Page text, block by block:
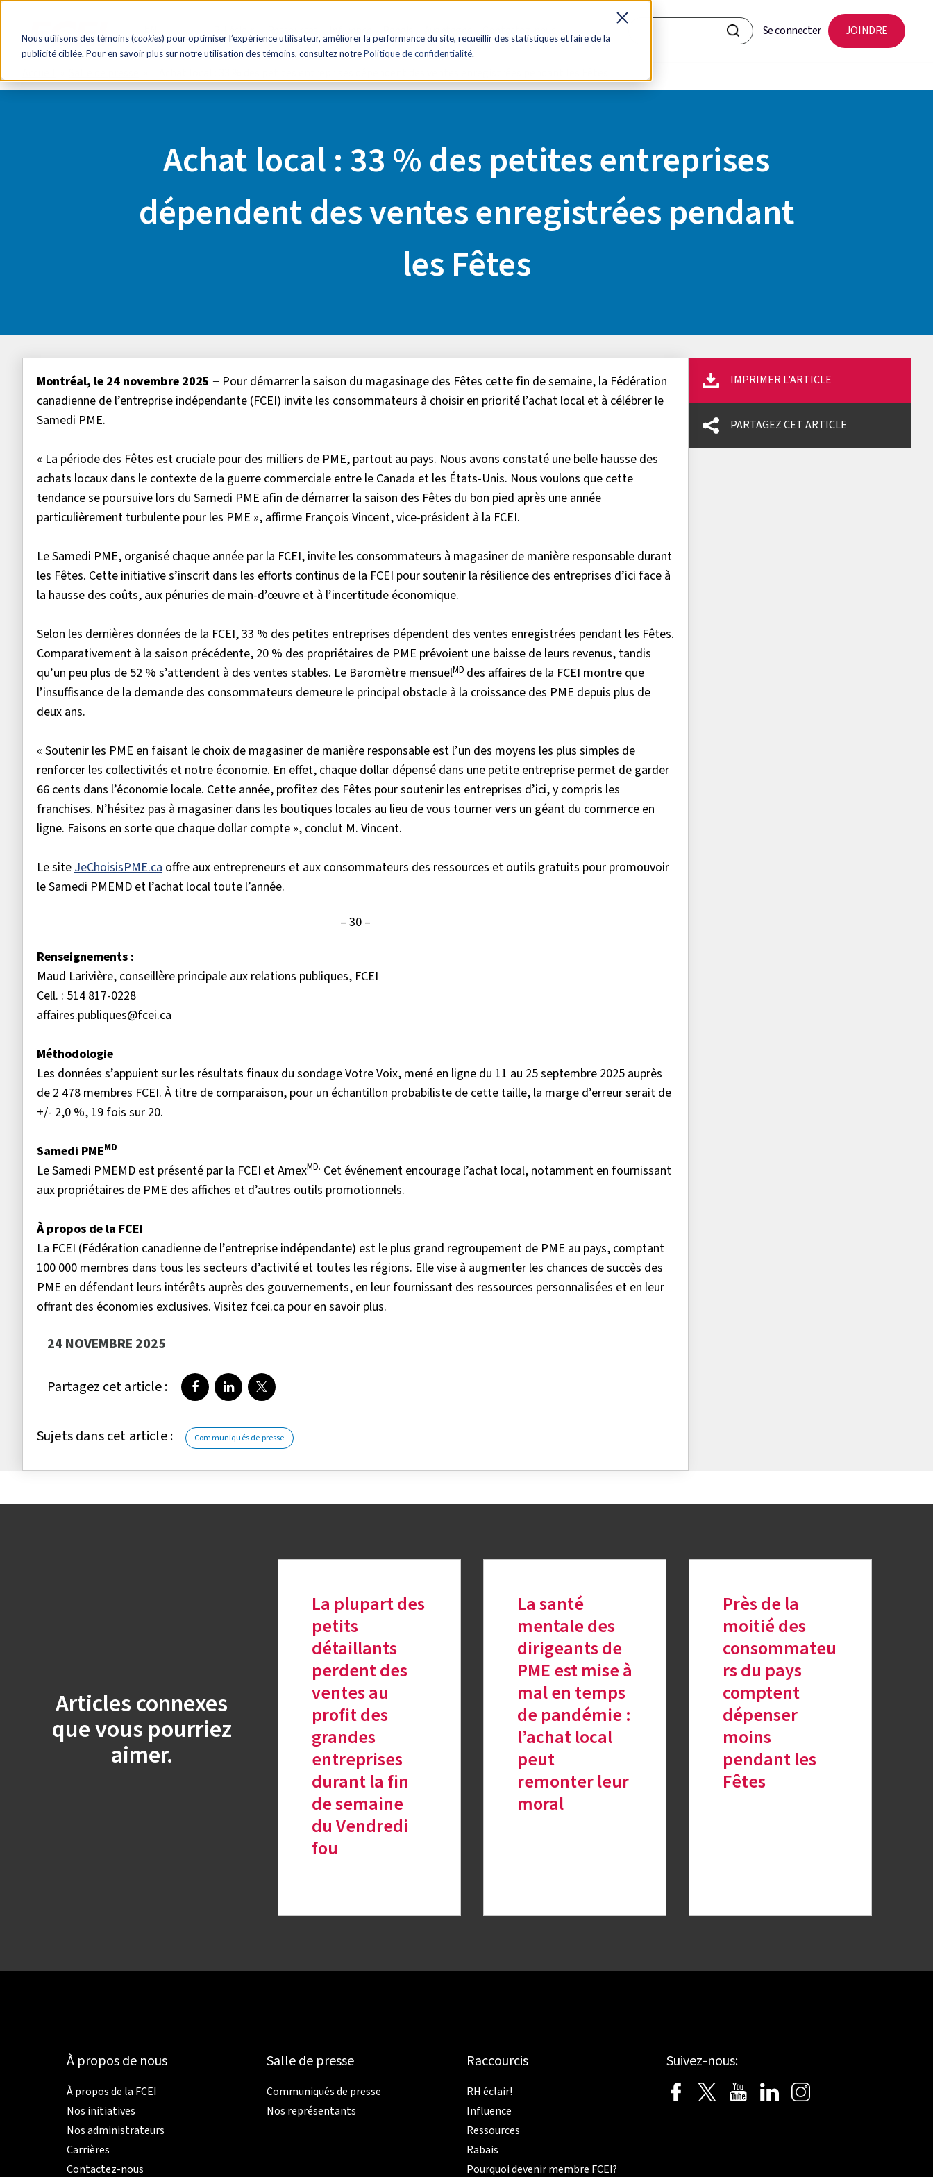
Nous utilisons des témoins (cookies) pour optimiser l’expérience utilisateur, améliorer la performance du site, recueillir des statistiques et faire de la
publicité ciblée. Pour en savoir plus sur notre utilisation des témoins, consultez notrePolitique de confidentialité.
Se connecter JOINDRE
Achat local : 33 % des petites entreprises
dépendent des ventes enregistrées pendant
les Fêtes
Montréal, le 24 novembre 2025 − Pour démarrer la saison du magasinage des Fêtes cette fin de semaine, la Fédération
canadienne de l’entreprise indépendante (FCEI) invite les consommateurs à choisir en priorité l’achat local et à célébrer le
Samedi PME.
« La période des Fêtes est cruciale pour des milliers de PME, partout au pays. Nous avons constaté une belle hausse des
achats locaux dans le contexte de la guerre commerciale entre le Canada et les États-Unis. Nous voulons que cette
tendance se poursuive lors du Samedi PME afin de démarrer la saison des Fêtes du bon pied après une année
particulièrement turbulente pour les PME », affirme François Vincent, vice-président à la FCEI.
Le Samedi PME, organisé chaque année par la FCEI, invite les consommateurs à magasiner de manière responsable durant
les Fêtes. Cette initiative s’inscrit dans les efforts continus de la FCEI pour soutenir la résilience des entreprises d’ici face à
la hausse des coûts, aux pénuries de main-d’œuvre et à l’incertitude économique.
Selon les dernières données de la FCEI, 33 % des petites entreprises dépendent des ventes enregistrées pendant les Fêtes.
Comparativement à la saison précédente, 20 % des propriétaires de PME prévoient une baisse de leurs revenus, tandis
qu’un peu plus de 52 % s’attendent à des ventes stables. Le Baromètre mensuelMD des affaires de la FCEI montre que
l’insuffisance de la demande des consommateurs demeure le principal obstacle à la croissance des PME depuis plus de
deux ans.
« Soutenir les PME en faisant le choix de magasiner de manière responsable est l’un des moyens les plus simples de
renforcer les collectivités et notre économie. En effet, chaque dollar dépensé dans une petite entreprise permet de garder
66 cents dans l’économie locale. Cette année, profitez des Fêtes pour soutenir les entreprises d’ici, y compris les
franchises. N’hésitez pas à magasiner dans les boutiques locales au lieu de vous tourner vers un géant du commerce en
ligne. Faisons en sorte que chaque dollar compte », conclut M. Vincent.
Le siteJeChoisisPME.ca offre aux entrepreneurs et aux consommateurs des ressources et outils gratuits pour promouvoir
le Samedi PMEMD et l’achat local toute l’année.
– 30 –
Renseignements :
Maud Larivière, conseillère principale aux relations publiques, FCEI
Cell. : 514 817-0228
affaires.publiques@fcei.ca
Méthodologie
Les données s’appuient sur les résultats finaux du sondage Votre Voix, mené en ligne du 11 au 25 septembre 2025 auprès
de 2 478 membres FCEI. À titre de comparaison, pour un échantillon probabiliste de cette taille, la marge d’erreur serait de
+/- 2,0 %, 19 fois sur 20.
Samedi PMEMD
Le Samedi PMEMD est présenté par la FCEI et AmexMD. Cet événement encourage l’achat local, notamment en fournissant
aux propriétaires de PME des affiches et d’autres outils promotionnels.
À propos de la FCEI
La FCEI (Fédération canadienne de l’entreprise indépendante) est le plus grand regroupement de PME au pays, comptant
100 000 membres dans tous les secteurs d’activité et toutes les régions. Elle vise à augmenter les chances de succès des
PME en défendant leurs intérêts auprès des gouvernements, en leur fournissant des ressources personnalisées et en leur
offrant des économies exclusives. Visitez fcei.ca pour en savoir plus.
24 NOVEMBRE 2025
Partagez cet article : Partager sur Facebook
Partager sur LinkedIn
Partager sur Twitter
Sujets dans cet article : Communiqués de presse
IMPRIMER L'ARTICLE
PARTAGEZ CET ARTICLE
Articles connexes
que vous pourriez
aimer.
La plupart des
petits
détaillants
perdent des
ventes au
profit des
grandes
entreprises
durant la fin
de semaine
du Vendredi
fou
La santé
mentale des
dirigeants de
PME est mise à
mal en temps
de pandémie :
l’achat local
peut
remonter leur
moral
Près de la
moitié des
consommateu
rs du pays
comptent
dépenser
moins
pendant les
Fêtes
À propos de nous
À propos de la FCEI
Nos initiatives
Nos administrateurs
Carrières
Contactez-nous
Salle de presse
Communiqués de presse
Nos représentants
Raccourcis
RH éclair!
Influence
Ressources
Rabais
Pourquoi devenir membre FCEI?
Suivez-nous: